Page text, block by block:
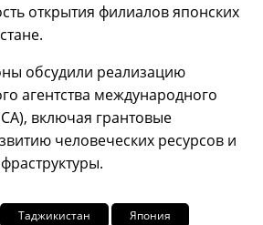
открытия филиалов японских
обсудили реализацию
агентства международного
включая грантовые
человеческих ресурсов и
Таджикистан Япония